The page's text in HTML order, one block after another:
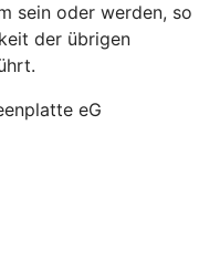
sein oder werden, so
der übrigen
eG